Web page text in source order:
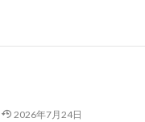
2026年7月24日